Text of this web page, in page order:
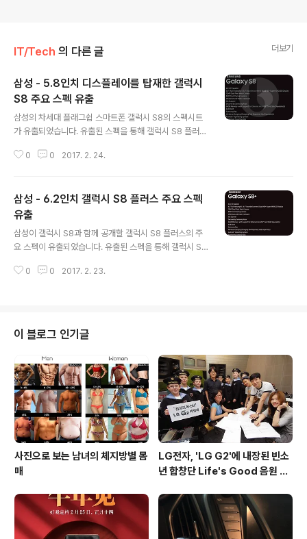
IT/Tech 의 다른 글 더보기
삼성 - 5.8인치 디스플레이를 탑재한 갤럭시
S8 주요 스펙 유출
삼성의 차세대 플래그쉽 스마트폰 갤럭시 S8의 스펙시트
가 유출되었습니다. 유출된 스펙을 통해 갤럭시 S8 플러스
드 디스플레이 제외 5.6인치)와 전면 800만 / 후면 1200
만 AKG가 튜닝한 이어폰을 제공하는 것이 특징이며, 이전
모델들과 같이 삼성페이 및 무선 충전을 지원하고 있습니
다.* 스펙시트에는 포함되지 않았지만, AI 어시스턴스인
‘빅스비’와 18:9 비율에 맞춘 새로운 시스템 UI/UX가 포함
시트를 통해 나오지 않았지만, 2세대 커스텀 아키텍쳐 쿼..
0 0 2017. 2. 24.
삼성 - 6.2인치 갤럭시 S8 플러스 주요 스펙
유출
삼성이 갤럭시 S8과 함께 공개할 갤럭시 S8 플러스의 주
요 스펙이 유출되었습니다. 유출된 스펙을 통해 갤럭시 S8
(커브드 디스플레이 포함 6.2인치)와 전면 800만 / 후면 1
며, 이전 모델들과 같이 삼성페이 및 무선 충전을 지원하고
있습니다. 또한, 메인 프로세서의 정보는 유출된 스펙시트
를 통해 나오지 않았지만, 오늘 발표된 2세대 커스텀 아키
텍쳐 쿼드코어(Exynos-M2)와 ARMv8 Cortex-A53
쿼드코어로 구성된 big.LITTLE 듀얼 클러스터..
0 0 2017. 2. 23.
이 블로그 인기글
사진으로 보는 남녀의 체지방별 몸
매
LG전자, 'LG G2'에 내장된 빈소
년 합창단 Life's Good 음원 공